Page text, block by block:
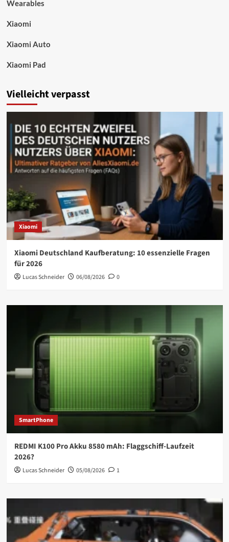
Wearables
Xiaomi
Xiaomi Auto
Xiaomi Pad
Vielleicht verpasst
Xiaomi
Xiaomi Deutschland Kaufberatung: 10 essenzielle Fragen
für 2026
Lucas Schneider 06/08/2026 0
SmartPhone
REDMI K100 Pro Akku 8580 mAh: Flaggschiff-Laufzeit
2026?
Lucas Schneider 05/08/2026 1